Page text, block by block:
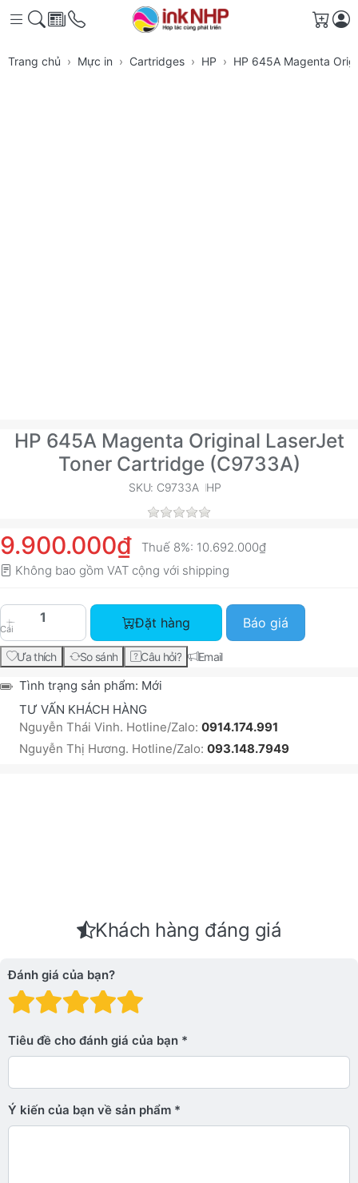
Giỏ
Trang chủ Mực in Cartridges HP HP 645A Magenta
HP 645A Magenta Original LaserJet
Toner Cartridge (C9733A)
SKU: C9733A HP
9.900.000₫ Thuế 8%: 10.692.000₫
Không bao gồm VAT cộng với shipping
Cái
HP 645A Magenta Original LaserJet Toner
Đặt hàng Báo giá
Ưa thích So sánh Câu hỏi? Email
Tình trạng sản phẩm: Mới
TƯ VẤN KHÁCH HÀNG
Nguyễn Thái Vinh. Hotline/Zalo: 0914.174.991
Nguyễn Thị Hương. Hotline/Zalo: 093.148.7949
Khách hàng đáng giá
Đánh giá của bạn?
Đánh giá: 4 trên 5
Đánh giá: 3 trên 5 sao.
Đánh giá: 2 trên 5 sao.
Đánh giá: 1 trên 5 sao. Xấu
Tiêu đề cho đánh giá của bạn
Ý kiến ​​của bạn về sản phẩm